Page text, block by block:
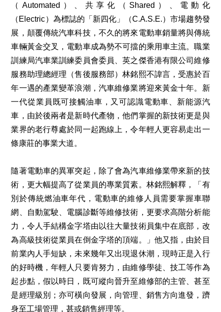
（Automated）、共享化（Shared）、電動化
（Electric）為標誌的「新四化」（C.A.S.E.）市場趨勢發
展，顛覆傳統汽車科技，不久的將來電動車銷量將與傳統
車輛黃金交叉，電動車成為勢不可擋的乘用車主流。職業
訓練局汽車業訓練委員會委員、英之傑香港有限公司維修
服務助理總經理（售後服務部）林銘熙不諱言，受惠於百
年一遇的產業變革浪潮，汽車維修業將迎來黃金十年。新
一代從業員既可接觸油車，又可認識電動車、新能源汽
車，由於後兩者是新時代產物，他們掌握的新技術更是與
業界的老行尊處於同一起跑線上，令年輕人更容易走出一
條康莊的事業大道。
隨著電動車的異軍突起，除了會為汽車維修業帶來新的技
術，更大幅提高了從業員的專業質素。林銘熙解釋，「有
別於傳統燃油車年代，電動車的維修人員需要掌握車聯
網、自動駕駛、電腦診斷等維修技術，更要求高階分析能
力，令人手結構金字塔由以往大量技術員集中在底部，改
為高級技術從業員在倒金字塔的頂端。」他又指，由於目
前業內人手短缺，未來幾年又出現退休潮，現時正是入行
的好時機，年輕人只要肯努力，由維修學徒、技工等作為
起步點，假以時日，既可縱向晉升至維修部的主管、甚至
是經理級別；亦可橫向發展，向管理、銷售方向進發，躋
身至工場管理，甚或銷售經理等。